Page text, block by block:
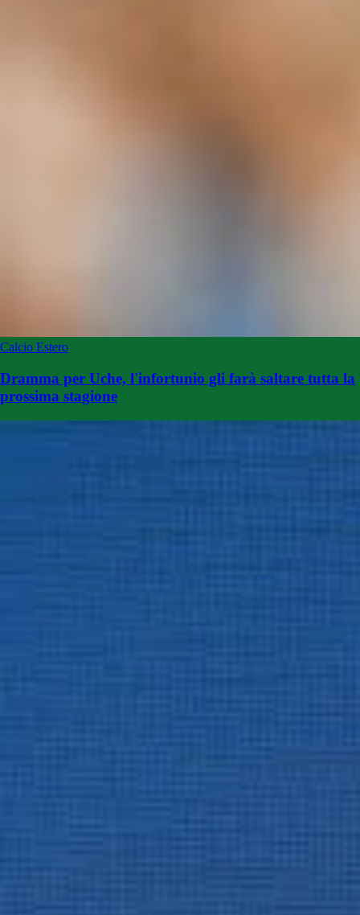
Calcio Estero
Dramma per Uche, l'infortunio gli farà saltare tutta la
prossima stagione